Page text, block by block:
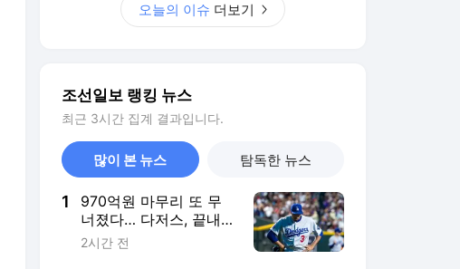
오늘의 이슈 더보기
조선일보 랭킹 뉴스
최근 3시간 집계 결과입니다.
많이 본 뉴스 탐독한 뉴스
1
970억원 마무리 또 무
너졌다… 다저스, 끝내기
포 맞고 7연패
2시간 전